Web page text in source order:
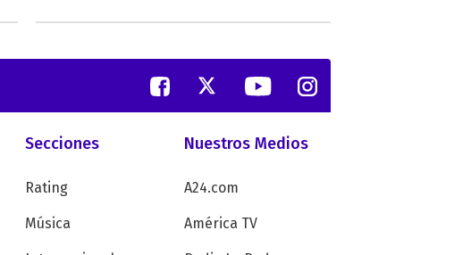
Secciones
Rating
Música
Nuestros Medios
A24.com
América TV